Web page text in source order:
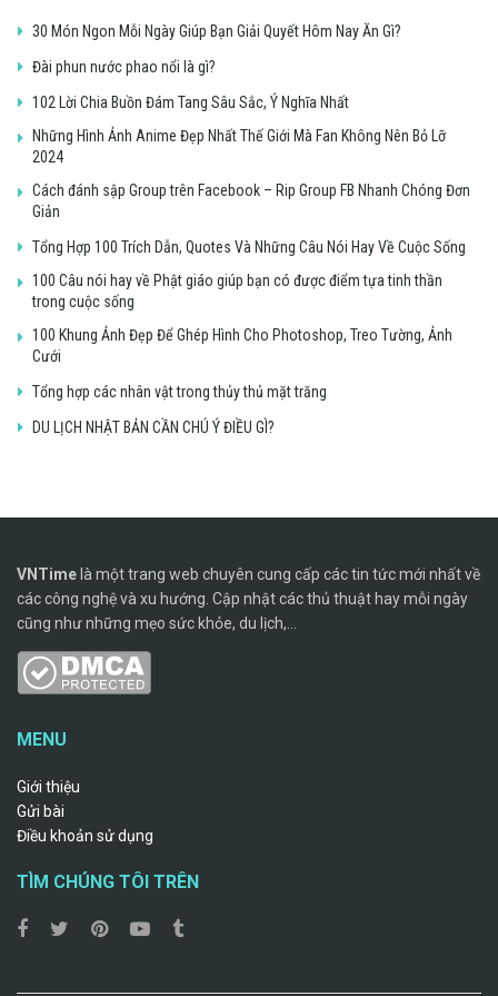
30 Món Ngon Mỗi Ngày Giúp Bạn Giải Quyết Hôm Nay Ăn Gì?
Đài phun nước phao nổi là gì?
102 Lời Chia Buồn Đám Tang Sâu Sắc, Ý Nghĩa Nhất
Những Hình Ảnh Anime Đẹp Nhất Thế Giới Mà Fan Không Nên Bỏ Lỡ
2024
Cách đánh sập Group trên Facebook – Rip Group FB Nhanh Chóng Đơn
Giản
Tổng Hợp 100 Trích Dẫn, Quotes Và Những Câu Nói Hay Về Cuộc Sống
100 Câu nói hay về Phật giáo giúp bạn có được điểm tựa tinh thần
trong cuộc sống
100 Khung Ảnh Đẹp Để Ghép Hình Cho Photoshop, Treo Tường, Ảnh
Cưới
Tổng hợp các nhân vật trong thủy thủ mặt trăng
DU LỊCH NHẬT BẢN CẦN CHÚ Ý ĐIỀU GÌ?
VNTime là một trang web chuyên cung cấp các tin tức mới nhất về
các công nghệ và xu hướng. Cập nhật các thủ thuật hay mỗi ngày
cũng như những mẹo sức khỏe, du lịch,...
MENU
Giới thiệu
Gửi bài
Điều khoản sử dụng
TÌM CHÚNG TÔI TRÊN